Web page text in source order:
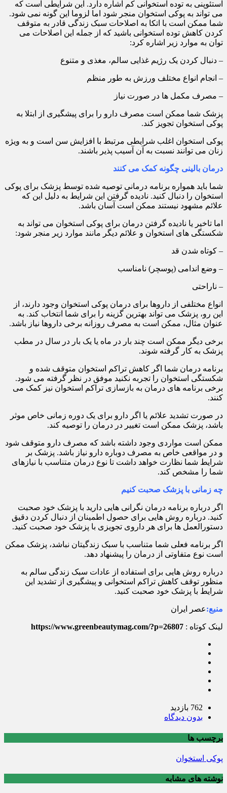
استئوپنی به توده استخوانی کم اشاره دارد. این شرایطی است که
می تواند به پوکی استخوان منجر شود اما لزوما این گونه نمی شود.
شما ممکن است با اتکا به اصلاحات سبک زندگی قادر به متوقف
کردن کاهش توده استخوانی باشید که از جمله این اصلاحات می
توان به موارد زیر اشاره کرد:
– دنبال کردن یک رژیم غذایی سالم، مغذی و متنوع
– انجام انواع مختلف ورزش به طور منظم
– مصرف مکمل ها در صورت نیاز
پزشک شما ممکن است مصرف دارو را برای پیشگیری از ابتلا به
پوکی استخوان تجویز کند.
پوکی استخوان اغلب شرایطی مرتبط با افزایش سن است و به ویژه
زنان می توانند نسبت به آن آسیب پذیر باشند.
درمان بالینی چگونه کمک می کنند
شما باید همواره برنامه درمانی توصیه شده توسط پزشک برای پوکی
استخوان را دنبال کنید. نادیده گرفتن این شرایط به دلیل این که
علائم مشهود نیستند ممکن است آسان باشد.
اما تاخیر یا نادیده گرفتن درمان برای پوکی استخوان می تواند به
شکستگی های استخوان و علائم دیگر مانند موارد زیر منجر شود:
– کوتاه شدن قد
– وضع اندامی (پوسچر) نامناسب
– ناراحتی
انواع مختلفی از داروها برای درمان پوکی استخوان وجود دارند، از
این رو، پزشک می تواند بهترین گزینه را برای شما انتخاب کند. به
عنوان مثال، ممکن است به مصرف روزانه برخی داروها نیاز باشد.
برخی دیگر ممکن است چند بار در ماه یا یک بار در سال در مطب
پزشک به کار گرفته شوند.
برنامه درمان شما اگر کاهش تراکم استخوان متوقف شده و
شکستگی استخوان را تجربه نکنید موفق در نظر گرفته می شود.
برخی برنامه های درمان به بازسازی تراکم استخوان نیز کمک می
کنند.
در صورت تشدید علائم یا اگر دارو برای یک دوره زمانی خاص موثر
باشد، پزشک ممکن است تغییر در درمان را توصیه کند.
ممکن است مواردی وجود داشته باشد که مصرف دارو متوقف شود
و در مواقعی خاص به مصرف دوباره دارو نیاز باشد. پزشک بر
شرایط شما نظارت خواهد داشت تا نوع درمان متناسب با نیازهای
شما را مشخص کند.
چه زمانی با پزشک صحبت کنیم
اگر درباره برنامه درمان نگرانی هایی دارید با پزشک خود صحبت
کنید. درباره روش هایی برای حصول اطمینان از دنبال کردن دقیق
دستورالعمل ها برای هر داروی تجویزی با پزشک خود صحبت کنید.
اگر برنامه فعلی شما متناسب با سبک زندگیتان نباشد، پزشک ممکن
است نوع متفاوتی از درمان را پیشنهاد دهد.
درباره روش هایی برای استفاده از عادات سبک زندگی سالم به
منظور توقف کاهش تراکم استخوانی و پیشگیری از تشدید این
شرایط با پزشک خود صحبت کنید.
منبع:عصر ایران
لینک کوتاه : https://www.greenbeautymag.com/?p=26807
762 بازدید
بدون دیدگاه
برچسب ها
پوکی استخوان
نوشته های مشابه